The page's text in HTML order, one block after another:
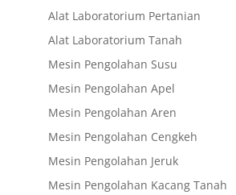
Alat Laboratorium Pertanian
Alat Laboratorium Tanah
Mesin Pengolahan Susu
Mesin Pengolahan Apel
Mesin Pengolahan Aren
Mesin Pengolahan Cengkeh
Mesin Pengolahan Jeruk
Mesin Pengolahan Kacang Tanah